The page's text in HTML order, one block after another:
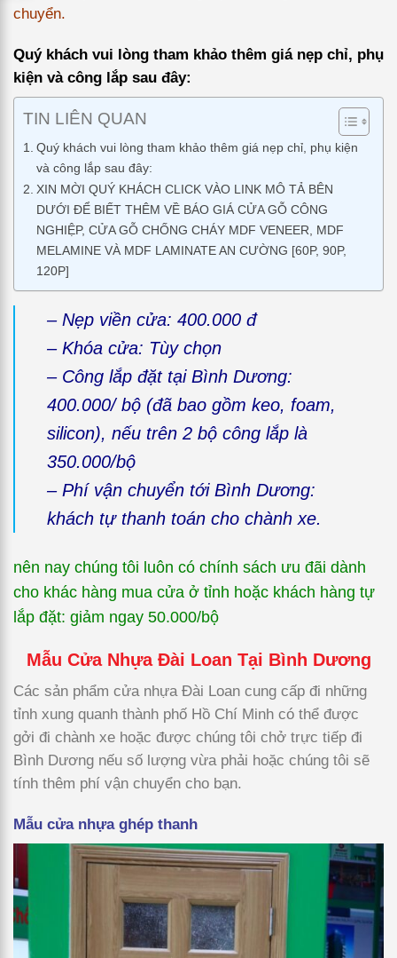
chuyển.
Quý khách vui lòng tham khảo thêm giá nẹp chỉ, phụ
kiện và công lắp sau đây:
TIN LIÊN QUAN
Quý khách vui lòng tham khảo thêm giá nẹp chỉ, phụ kiện
và công lắp sau đây:
XIN MỜI QUÝ KHÁCH CLICK VÀO LINK MÔ TẢ BÊN
DƯỚI ĐỂ BIẾT THÊM VỀ BÁO GIÁ CỬA GỖ CÔNG
NGHIỆP, CỬA GỖ CHỐNG CHÁY MDF VENEER, MDF
MELAMINE VÀ MDF LAMINATE AN CƯỜNG [60P, 90P,
120P]
– Nẹp viền cửa: 400.000 đ
– Khóa cửa: Tùy chọn
– Công lắp đặt tại Bình Dương:
400.000/ bộ (đã bao gồm keo, foam,
silicon), nếu trên 2 bộ công lắp là
350.000/bộ
– Phí vận chuyển tới Bình Dương:
khách tự thanh toán cho chành xe.
nên nay chúng tôi luôn có chính sách ưu đãi dành
cho khác hàng mua cửa ở tỉnh hoặc khách hàng tự
lắp đặt: giảm ngay 50.000/bộ
Mẫu Cửa Nhựa Đài Loan Tại Bình Dương
Các sản phẩm cửa nhựa Đài Loan cung cấp đi những
tỉnh xung quanh thành phố Hồ Chí Minh có thể được
gởi đi chành xe hoặc được chúng tôi chở trực tiếp đi
Bình Dương nếu số lượng vừa phải hoặc chúng tôi sẽ
tính thêm phí vận chuyển cho bạn.
Mẫu cửa nhựa ghép thanh